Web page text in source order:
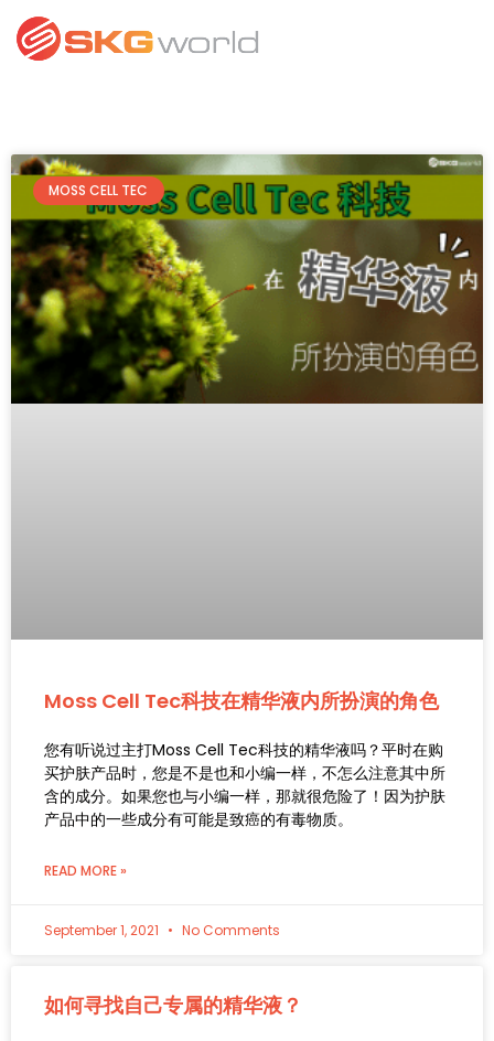
MOSS CELL TEC
Moss Cell Tec科技在精华液内所扮演的角色
您有听说过主打Moss Cell Tec科技的精华液吗？平时在购
买护肤产品时，您是不是也和小编一样，不怎么注意其中所
含的成分。如果您也与小编一样，那就很危险了！因为护肤
产品中的一些成分有可能是致癌的有毒物质。
READ MORE »
September 1, 2021 No Comments
如何寻找自己专属的精华液？